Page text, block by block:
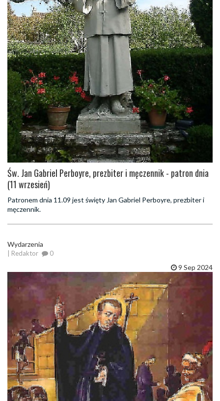
Św. Jan Gabriel Perboyre, prezbiter i męczennik - patron dnia
(11 wrzesień)
Patronem dnia 11.09 jest święty Jan Gabriel Perboyre, prezbiter i
męczennik.
Wydarzenia
| Redaktor 0
9 Sep 2024